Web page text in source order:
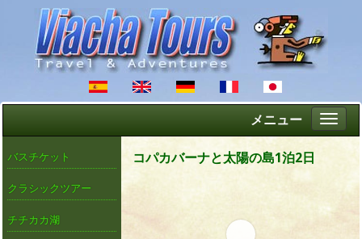
メニュー
バスチケット
クラシックツアー
チチカカ湖
コパカバーナと太陽の島1泊2日